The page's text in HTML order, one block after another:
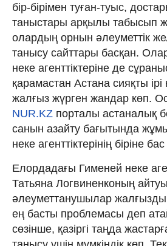
бір-бірімен туған-туыс,
таныстары арқылы табысып
олардың орнын әлеуметтік
танысу сайттары басқан.
неке агенттіктеріне де
қарамастан Астана сияқты
жалғыз жүрген жандар көп.
NUR.KZ порталы астаналық
санын азайту бағытында
неке агенттіктерінің біріне
Елордадағы Гименей неке
Татьяна Логвиненконың
әлеуметтанушылар
ең басты проблемасы деп
сөзінше, қазіргі таңда